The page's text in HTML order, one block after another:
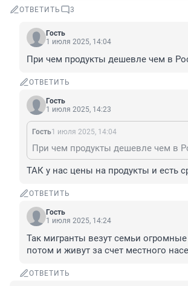
ОТВЕТИТЬ 3
Гость
1 июля 2025, 14:04
При чем продукты дешевле чем в
ОТВЕТИТЬ
Гость
1 июля 2025, 14:23
Гость1 июля 2025, 14:04
При чем продукты дешевле чем в
ТАК у нас цены на продукты и есть
ОТВЕТИТЬ
Гость
1 июля 2025, 14:24
Так мигранты везут семьи
потом и живут за счет местного
ОТВЕТИТЬ